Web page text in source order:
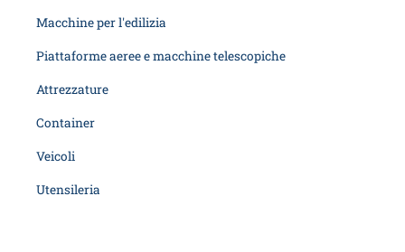
Macchine per l'edilizia
Piattaforme aeree e macchine telescopiche
Attrezzature
Container
Veicoli
Utensileria